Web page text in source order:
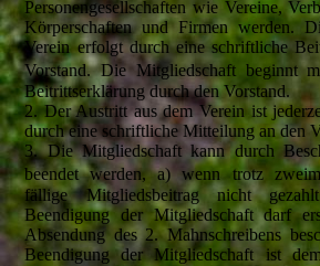
Personengesellschaften wie Vereine,
Körperschaften und Firmen werden.
Verein erfolgt durch eine schriftliche
Vorstand. Die Mitgliedschaft beginnt
Beitrittserklärung durch den Vorstand.
2. Der Austritt aus dem Verein ist
durch eine schriftliche Mitteilung an den
3. Die Mitgliedschaft kann durch
beendet werden, a) wenn trotz
fällige Mitgliedsbeitrag nicht
Beendigung der Mitgliedschaft darf
Absendung des 2. Mahnschreibens
Beendigung der Mitgliedschaft ist